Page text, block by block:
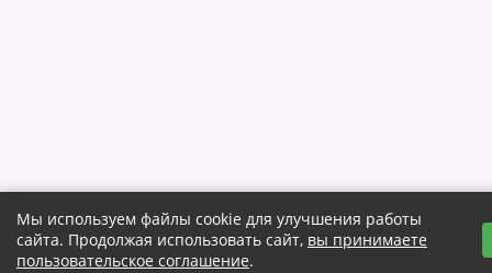
Мы используем файлы cookie для улучшения работы
сайта. Продолжая использовать сайт, вы принимаете
пользовательское соглашение.